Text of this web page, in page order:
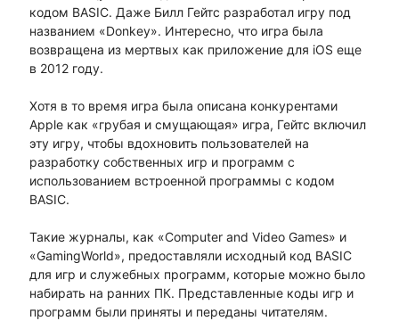
кодом BASIC. Даже Билл Гейтс разработал игру под
названием «Donkey». Интересно, что игра была
возвращена из мертвых как приложение для iOS еще
в 2012 году.
Хотя в то время игра была описана конкурентами
Apple как «грубая и смущающая» игра, Гейтс включил
эту игру, чтобы вдохновить пользователей на
разработку собственных игр и программ с
использованием встроенной программы с кодом
BASIC.
Такие журналы, как «Computer and Video Games» и
«GamingWorld», предоставляли исходный код BASIC
для игр и служебных программ, которые можно было
набирать на ранних ПК. Представленные коды игр и
программ были приняты и переданы читателям.